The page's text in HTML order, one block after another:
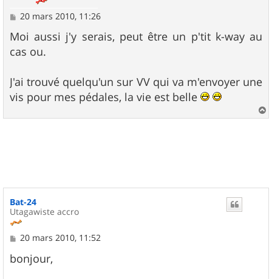
M
s
s
a
20 mars 2010, 11:26
Moi aussi j'y serais, peut être un p'tit k-way au
cas ou.
J'ai trouvé quelqu'un sur VV qui va m'envoyer une
vis pour mes pédales, la vie est belle
a
Bat-24
Utagawiste accro
M
s
s
20 mars 2010, 11:52
bonjour,